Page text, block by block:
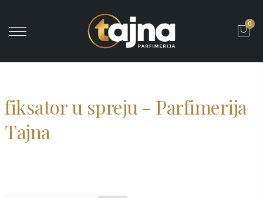
0
fiksator u spreju - Parfimerija
Tajna